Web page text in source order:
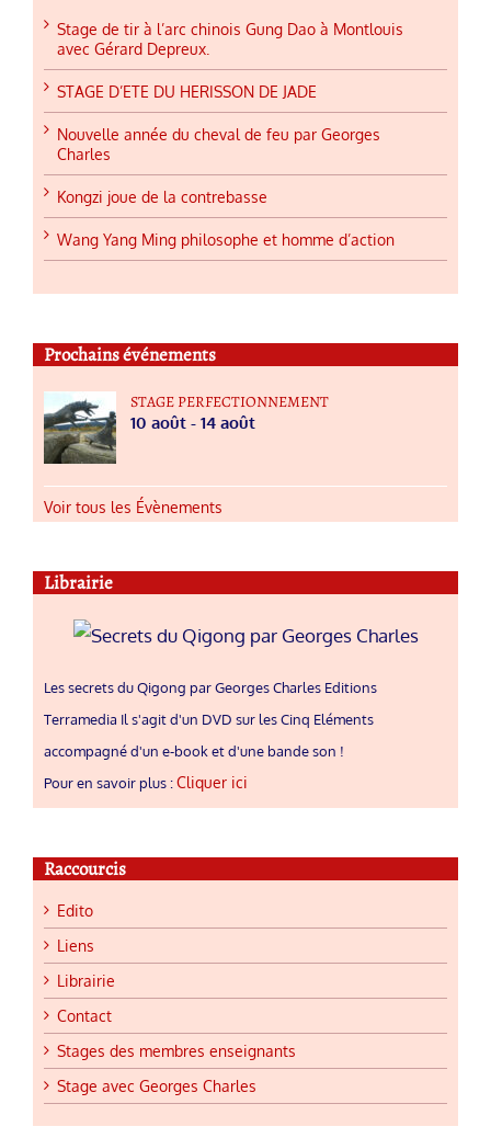
Stage de tir à l’arc chinois Gung Dao à Montlouis
avec Gérard Depreux.
STAGE D’ETE DU HERISSON DE JADE
Nouvelle année du cheval de feu par Georges
Charles
Kongzi joue de la contrebasse
Wang Yang Ming philosophe et homme d’action
Prochains événements
STAGE PERFECTIONNEMENT
10 août - 14 août
Voir tous les Évènements
Librairie
Les secrets du Qigong par Georges Charles Editions
Terramedia Il s'agit d'un DVD sur les Cinq Eléments
accompagné d'un e-book et d'une bande son !
Pour en savoir plus :Cliquer ici
Raccourcis
Edito
Liens
Librairie
Contact
Stages des membres enseignants
Stage avec Georges Charles